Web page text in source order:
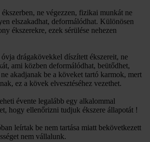
ne végezzen, fizikai munkát ne
elszakadhat, deformálódhat. Különösen
ékszerekre, ezek sérülése nehezen
drágakövekkel díszített ékszereit, ne
ami közben deformálódhat, beütődhet,
akadjanak be a köveket tartó karmok, mert
ez a kövek elvesztéséhez vezethet.
évente legalább egy alkalommal
hogy ellenőrizni tudjuk ékszere állapotát !
leírtak be nem tartása miatt bekövetkezett
nem vállalunk.